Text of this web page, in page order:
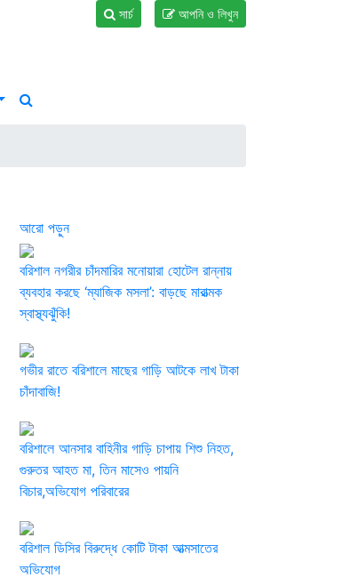
আপনি ও লিখুন
সার্চ
আরো পড়ুন
বরিশাল নগরীর চাঁদমারির মনোয়ারা হোটেল রান্নায়
ব্যবহার করছে ‘ম্যাজিক মসলা’: বাড়ছে মারাত্মক
স্বাস্থ্যঝুঁকি!
গভীর রাতে বরিশালে মাছের গাড়ি আটকে লাখ টাকা
চাঁদাবাজি!
বরিশালে আনসার বাহিনীর গাড়ি চাপায় শিশু নিহত,
গুরুতর আহত মা, তিন মাসেও পায়নি
বিচার,অভিযোগ পরিবারের
বরিশাল ডিসির বিরুদ্ধে কোটি টাকা আত্মসাতের
অভিযোগ